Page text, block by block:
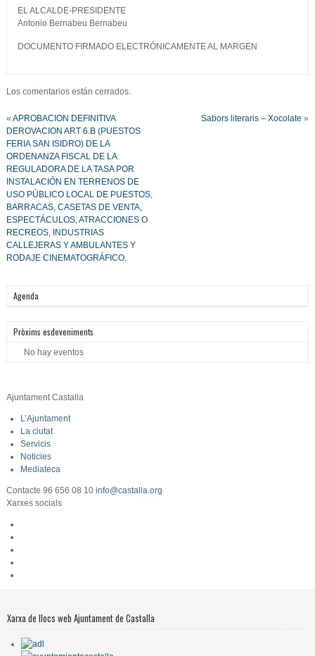
EL ALCALDE-PRESIDENTE
Antonio Bernabeu Bernabeu
DOCUMENTO FIRMADO ELECTRÓNICAMENTE AL MARGEN
Los comentarios están cerrados.
« APROBACION DEFINITIVA
DEROVACION ART 6.B (PUESTOS
FERIA SAN ISIDRO) DE LA
ORDENANZA FISCAL DE LA
REGULADORA DE LA TASA POR
INSTALACIÓN EN TERRENOS DE
USO PÚBLICO LOCAL DE PUESTOS,
BARRACAS, CASETAS DE VENTA,
ESPECTÁCULOS, ATRACCIONES O
RECREOS, INDUSTRIAS
CALLEJERAS Y AMBULANTES Y
RODAJE CINEMATOGRÁFICO.
Sabors literaris – Xocolate »
Agenda
Pròxims esdeveniments
No hay eventos
Ajuntament Castalla
L’Ajuntament
La ciutat
Servicis
Noticies
Mediateca
Contacte 96 656 08 10 info@castalla.org
Xarxes socials
Xarxa de llocs web Ajuntament de Castalla